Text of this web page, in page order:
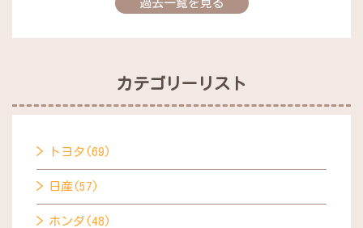
過去一覧を見る
カテゴリーリスト
トヨタ(69)
日産(57)
ホンダ(48)